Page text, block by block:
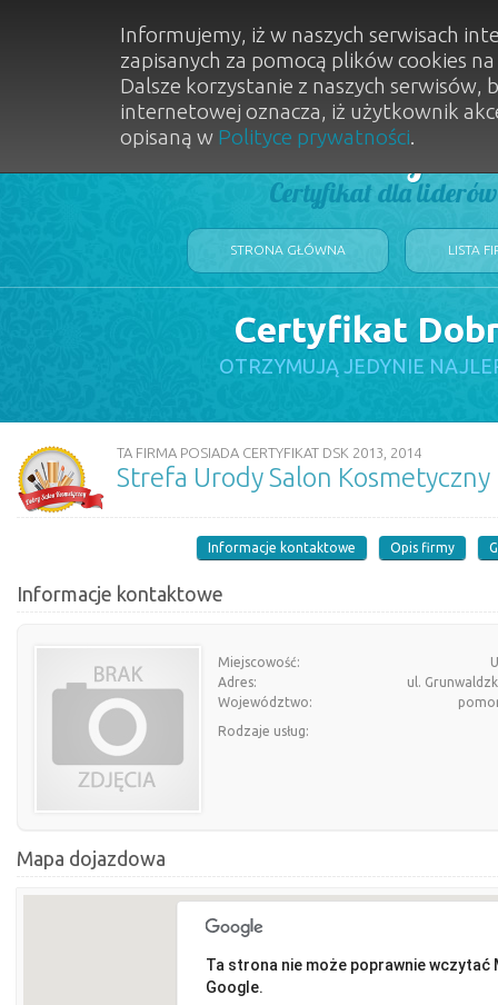
Dobry
Certyfikat dla
STRONA GŁÓWNA LISTA
Certyfikat
OTRZYMUJĄ JEDYNIE
TA FIRMA POSIADA CERTYFIKAT DSK 2013, 2014
Strefa Urody Salon Kosmetyczny
Informacje kontaktowe Opis firmy
Informacje kontaktowe
Miejscowość:
Adres:
ul.
Województwo:
Rodzaje usług:
Mapa dojazdowa
Ta strona nie może poprawnie wczytać
Google.
Informujemy, iż w naszych serwisach
zapisanych za pomocą plików cookies
Dalsze korzystanie z naszych
internetowej oznacza, iż użytkownik
opisaną w Polityce prywatności.